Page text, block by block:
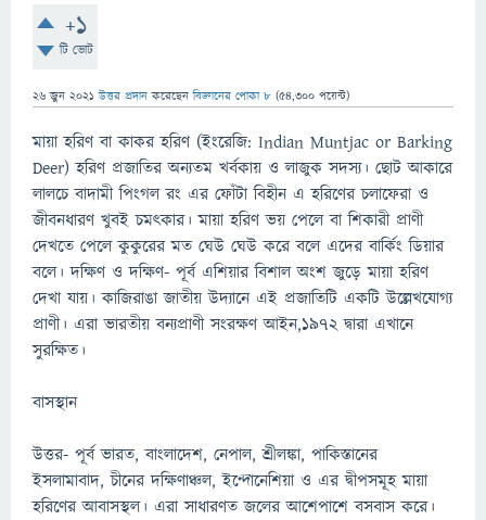
+1
টি ভোট
26 জুন 2021 উত্তর প্রদান করেছেনবিজ্ঞানের পোকা ৮ (54,300 পয়েন্ট)
মায়া হরিণ বা কাকর হরিণ (ইংরেজি: Indian Muntjac or Barking
Deer) হরিণ প্রজাতির অন্যতম খর্বকায় ও লাজুক সদস্য। ছোট আকারে
লালচে বাদামী পিংগল রং এর ফোঁটা বিহীন এ হরিণের চলাফেরা ও
জীবনধারণ খুবই চমৎকার। মায়া হরিণ ভয় পেলে বা শিকারী প্রাণী
দেখতে পেলে কুকুরের মত ঘেউ ঘেউ করে বলে এদের বার্কিং ডিয়ার
বলে। দক্ষিণ ও দক্ষিণ- পূর্ব এশিয়ার বিশাল অংশ জুড়ে মায়া হরিণ
দেখা যায়। কাজিরাঙা জাতীয় উদ্যানে এই প্রজাতিটি একটি উল্লেখযোগ্য
প্রাণী। এরা ভারতীয় বন্যপ্রাণী সংরক্ষণ আইন,১৯৭২ দ্বারা এখানে
সুরক্ষিত।
বাসস্থান
উত্তর- পূর্ব ভারত, বাংলাদেশ, নেপাল, শ্রীলঙ্কা, পাকিস্তানের
ইসলামাবাদ, চীনের দক্ষিণাঞ্চল, ইন্দোনেশিয়া ও এর দ্বীপসমূহ মায়া
হরিণের আবাসস্থল। এরা সাধারণত জলের আশেপাশে বসবাস করে।